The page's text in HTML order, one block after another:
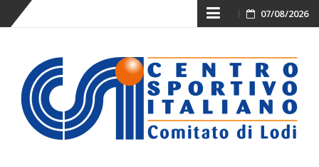
Skip
content
07/08/2026